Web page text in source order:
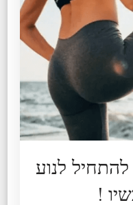
להתחיל לנוע
!